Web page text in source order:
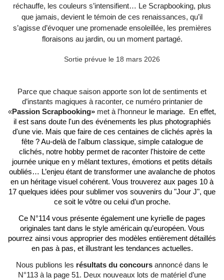
réchauffe, les couleurs s’intensifient… Le Scrapbooking, plus
que jamais, devient le témoin de ces renaissances, qu’il
s’agisse d’évoquer une promenade ensoleillée, les premières
floraisons au jardin, ou un moment partagé.
Sortie prévue le 18 mars 2026
Parce que chaque saison apporte son lot de sentiments et
d’instants magiques à raconter, ce numéro printanier de
«Passion Scrapbooking» met à l’honneur le mariage. En effet,
il est sans doute l'un des événements les plus photographiés
d'une vie. Mais que faire de ces centaines de clichés après la
fête ? Au-delà de l'album classique, simple catalogue de
clichés, notre hobby permet de raconter l'histoire de cette
journée unique en y mêlant textures, émotions et petits détails
oubliés… L’enjeu étant de transformer une avalanche de photos
en un héritage visuel cohérent. Vous trouverez aux pages 10 à
17 quelques idées pour sublimer vos souvenirs du "Jour J", que
ce soit le vôtre ou celui d’un proche.
Ce N°114 vous présente également une kyrielle de pages
originales tant dans le style américain qu’européen. Vous
pourrez ainsi vous approprier des modèles entièrement détaillés
en pas à pas, et illustrant les tendances actuelles.
Nous publions les résultats du concours annoncé dans le
N°113 à la page 51. Deux nouveaux lots de matériel d’une